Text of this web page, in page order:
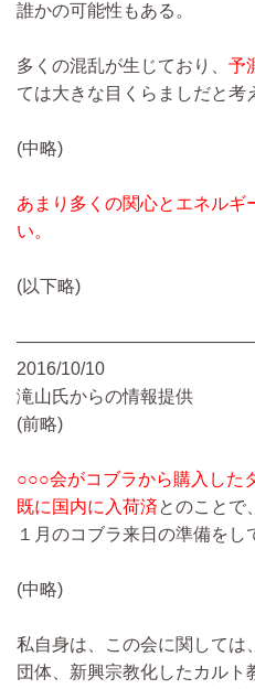
誰かの可能性もある。
多くの混乱が生じており、 予
ては大きな目くらましだと考
(中略)
あまり多くの関心とエネルギ
い。
(以下略)
2016/10/10
滝山氏からの情報提供
(前略)
○○○会がコブラから購入した
既に国内に入荷済とのことで
１月のコブラ来日の準備をし
(中略)
私自身は、この会に関しては
団体、新興宗教化したカル